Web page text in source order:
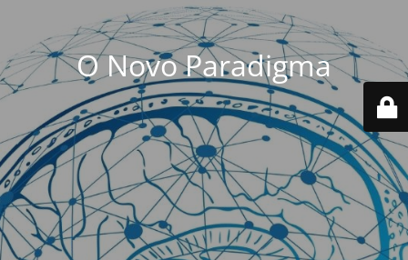
O Novo Paradigma